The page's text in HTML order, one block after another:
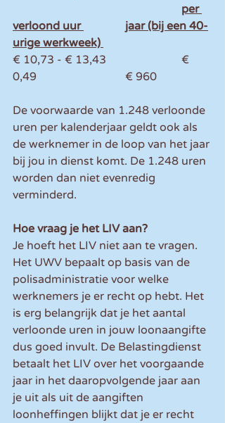
verloond uur 		jaar (bij een 40-
urige werkweek)
€ 10,73 - € 13,43			€
0,49				€ 960
De voorwaarde van 1.248 verloonde
uren per kalenderjaar geldt ook als
de werknemer in de loop van het jaar
bij jou in dienst komt. De 1.248 uren
worden dan niet evenredig
verminderd.
Hoe vraag je het LIV aan?
Je hoeft het LIV niet aan te vragen.
Het UWV bepaalt op basis van de
polisadministratie voor welke
werknemers je er recht op hebt. Het
is erg belangrijk dat je het aantal
verloonde uren in jouw loonaangifte
dus goed invult. De Belastingdienst
betaalt het LIV over het voorgaande
jaar in het daaropvolgende jaar aan
je uit als uit de aangiften
loonheffingen blijkt dat je er recht